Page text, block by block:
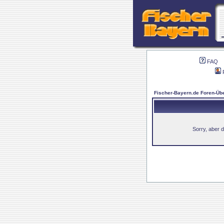
FAQ
Fischer-Bayern.de Foren-
Sorry, aber